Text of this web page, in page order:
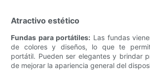
Atractivo estético
Fundas para portátiles: Las fundas
de colores y diseños, lo que te
portátil. Pueden ser elegantes y brindar
de mejorar la apariencia general del